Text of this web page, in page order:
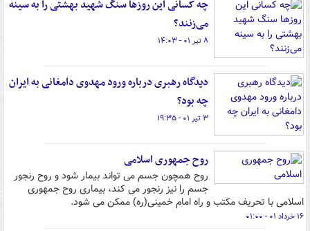
چه کسانی این روزها سنگ شهید بهشتی را به سینه
می‌زنند؟
۸ تیر ۰۱ - ۱۴:۰۳
دیدگاه رهبری درباره ورود مهدوی دامغانی به ایران
چه بود؟
۳ تیر ۰۱ - ۱۹:۳۵
روح جمهوری اسلامی
روح همچون جسم می تواند بیمار شود و روح رنجور
جسم را نیز رنجور می کند، بیماری روح جمهوری
اسلامی با تحریف مکتب و راه امام خمینی(ره) ممکن می شود.
۱۶ خرداد ۰۱ - ۰۱:۰۰